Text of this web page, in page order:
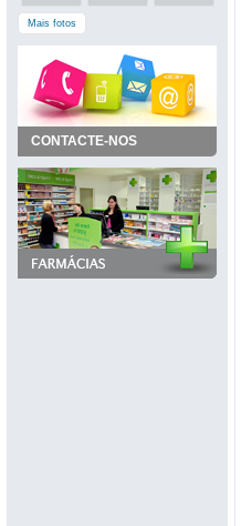
Mais fotos
CONTACTE-NOS